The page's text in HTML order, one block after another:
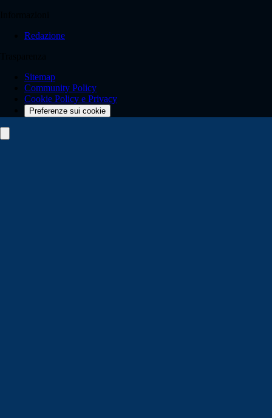
Redazione
Sitemap
Community Policy
Cookie Policy e Privacy
Preferenze sui cookie